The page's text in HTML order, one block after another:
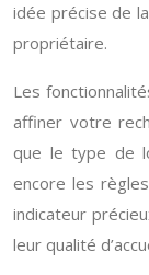
idée précise de
propriétaire.
Les
affiner votre
que le type de
encore les
indicateur
leur qualité